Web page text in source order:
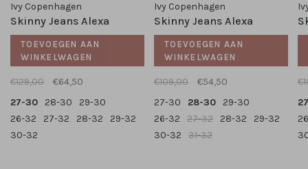
Ivy Copenhagen
Skinny Jeans Alexa
TOEVOEGEN AAN
WINKELWAGEN
€129,00
€64,50
27-30
28-30
29-30
26-32
27-32 28-32
29-32
30-32
Ivy Copenhagen
Skinny Jeans Alexa
TOEVOEGEN AAN
WINKELWAGEN
€109,00
€54,50
27-30
28-30
29-30
26-32
27-32 28-32
29-32
30-32
31-32